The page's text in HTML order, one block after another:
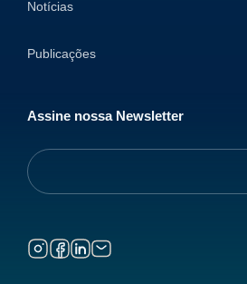
Notícias
Publicações
Assine nossa Newsletter